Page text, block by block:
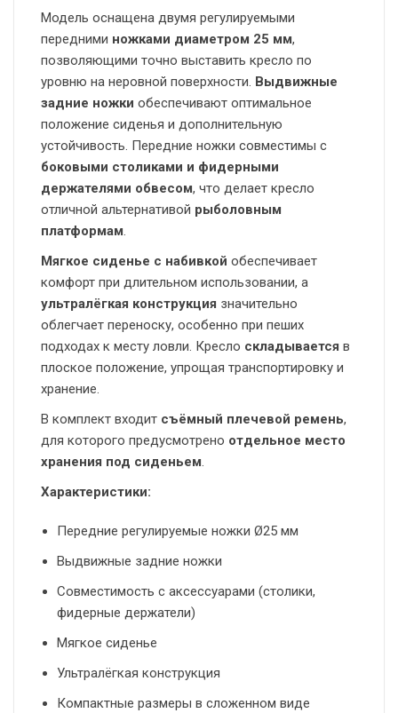
Модель оснащена двумя регулируемыми
передними ножками диаметром 25 мм,
позволяющими точно выставить кресло по
уровню на неровной поверхности. Выдвижные
задние ножки обеспечивают оптимальное
положение сиденья и дополнительную
устойчивость. Передние ножки совместимы с
боковыми столиками и фидерными
держателями обвесом, что делает кресло
отличной альтернативой рыболовным
платформам.
Мягкое сиденье с набивкой обеспечивает
комфорт при длительном использовании, а
ультралёгкая конструкция значительно
облегчает переноску, особенно при пеших
подходах к месту ловли. Кресло складывается в
плоское положение, упрощая транспортировку и
хранение.
В комплект входит съёмный плечевой ремень,
для которого предусмотрено отдельное место
хранения под сиденьем.
Характеристики:
Передние регулируемые ножки Ø25 мм
Выдвижные задние ножки
Совместимость с аксессуарами (столики,
фидерные держатели)
Мягкое сиденье
Ультралёгкая конструкция
Компактные размеры в сложенном виде